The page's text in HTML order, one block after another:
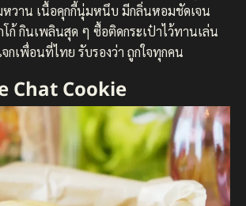
หวาน เนื้อคุกกี้นุ่มหนึบ มีกลิ่นหอมชัดเจน
โก้ กินเพลินสุด ๆ ซื้อติดกระเป๋าไว้ทานเล่น
กเพื่อนที่ไทย รับรองว่า ถูกใจทุกคน
Chat Cookie